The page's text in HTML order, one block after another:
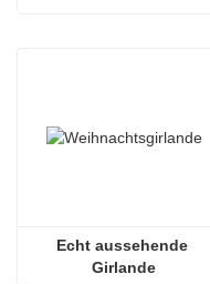
Echt aussehende
Girlande